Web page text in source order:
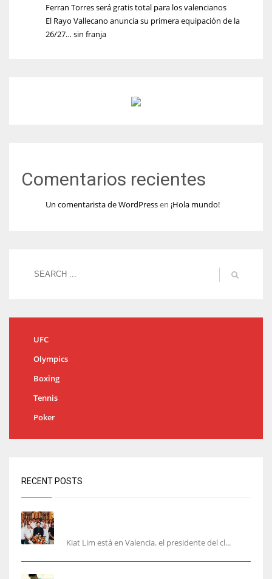
Ferran Torres será gratis total para los valencianos
El Rayo Vallecano anuncia su primera equipación de la
26/27… sin franja
Comentarios recientes
Un comentarista de WordPressen ¡Hola mundo!
UFC
Olympics
Boxing
Tennis
Poker
RECENT POSTS
Kiat Lim está en Valencia. el presidente del cl...